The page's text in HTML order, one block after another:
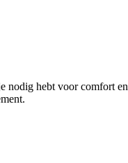
nodig hebt voor